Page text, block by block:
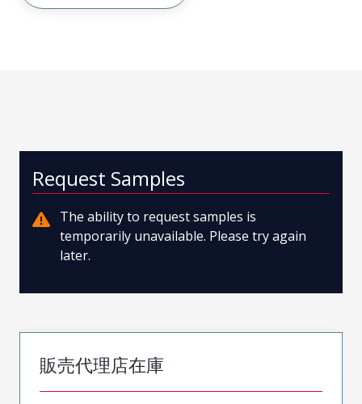
Request Samples
The ability to request samples is
temporarily unavailable. Please try again
later.
販売代理店在庫